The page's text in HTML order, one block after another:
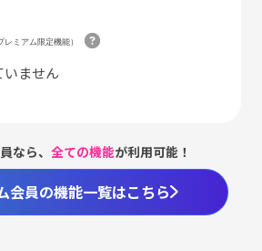
レミアム限定機能）
いません
なら、全ての機能が利用可能！
会員の機能一覧はこちら